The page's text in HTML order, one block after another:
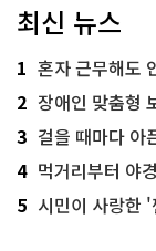
최신 뉴스
1 혼자 근무해도
2 장애인 맞춤형
3 걸을 때마다 아픈
4 먹거리부터 야
5 시민이 사랑한 '